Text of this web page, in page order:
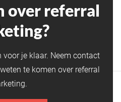
over referral
je klaar. Neem contact
te komen over referral